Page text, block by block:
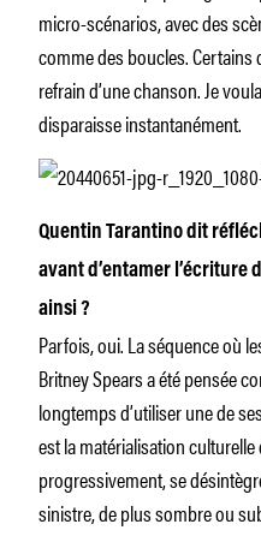
micro-scénarios, avec des
comme des boucles.
refrain d’une chanson. Je
disparaisse instantanément.
Quentin Tarantino dit
avant d’entamer l’écriture
ainsi ?
Parfois, oui. La séquence où
Britney Spears a été pensée
longtemps d’utiliser une de
est la matérialisation
progressivement, se
sinistre, de plus sombre ou